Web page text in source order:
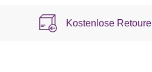
Kostenlose Retoure